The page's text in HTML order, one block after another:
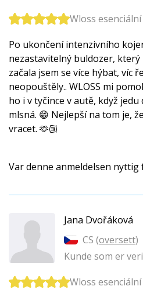
Wloss
Po ukončení intenzivního
nezastavitelný buldozer,
začala jsem se více hýbat, víc
neopouštěly.. WLOSS mi
ho i v tyčince v autě, když
mlsná. 😁 Nejlepší na tom je,
vracet. 🫶🏼
Var denne anmeldelsen nyttig
Jana Dvořáková
CS (oversett)
Kunde som er
Wloss